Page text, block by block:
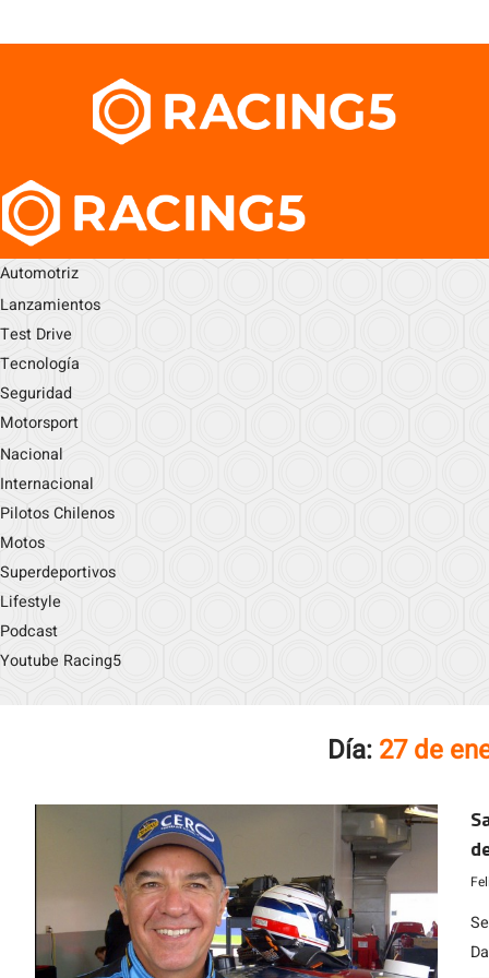
Automotriz
Lanzamientos
Test Drive
Tecnología
Seguridad
Motorsport
Nacional
Internacional
Pilotos Chilenos
Motos
Superdeportivos
Lifestyle
Podcast
Youtube Racing5
Día: 27 de